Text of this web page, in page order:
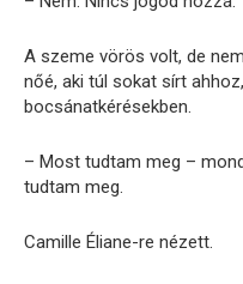
A szeme vörös volt, de
nőé, aki túl sokat sírt
bocsánatkérésekben.
– Most tudtam meg –
tudtam meg.
Camille Éliane-re nézett.